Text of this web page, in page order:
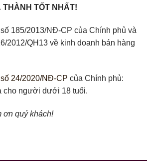
THÀNH TỐT NHẤT!
185/2013/NĐ-CP của Chính phủ và
2012/QH13 về kinh doanh bán hàng
24/2020/NĐ-CP của Chính phủ:
cho người dưới 18 tuổi.
ơn quý khách!